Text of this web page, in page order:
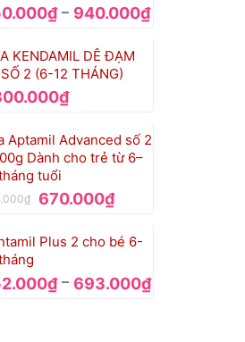
₫ – 940.000₫Khoảng
KENDAMIL DÊ ĐẠM
2 (6-12 THÁNG)
₫
Aptamil Advanced số 2
Dành cho trẻ từ 6–
tuổi
₫
Giá
là:
750.000₫.
670.000₫Giá
tại
là:
Plus 2 cho bé 6-
₫ – 693.000₫Khoảng